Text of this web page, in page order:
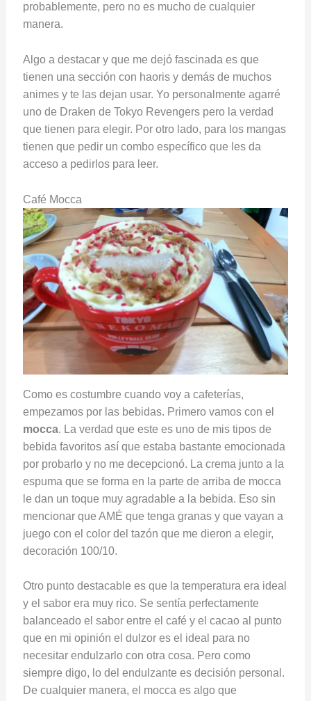
probablemente, pero no es mucho de cualquier
manera.
Algo a destacar y que me dejó fascinada es que
tienen una sección con haoris y demás de muchos
animes y te las dejan usar. Yo personalmente agarré
uno de Draken de Tokyo Revengers pero la verdad
que tienen para elegir. Por otro lado, para los mangas
tienen que pedir un combo específico que les da
acceso a pedirlos para leer.
Café Mocca
Como es costumbre cuando voy a cafeterías,
empezamos por las bebidas. Primero vamos con el
mocca. La verdad que este es uno de mis tipos de
bebida favoritos así que estaba bastante emocionada
por probarlo y no me decepcionó. La crema junto a la
espuma que se forma en la parte de arriba de mocca
le dan un toque muy agradable a la bebida. Eso sin
mencionar que AMÉ que tenga granas y que vayan a
juego con el color del tazón que me dieron a elegir,
decoración 100/10.
Otro punto destacable es que la temperatura era ideal
y el sabor era muy rico. Se sentía perfectamente
balanceado el sabor entre el café y el cacao al punto
que en mi opinión el dulzor es el ideal para no
necesitar endulzarlo con otra cosa. Pero como
siempre digo, lo del endulzante es decisión personal.
De cualquier manera, el mocca es algo que